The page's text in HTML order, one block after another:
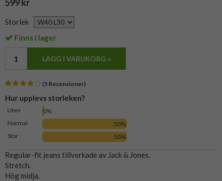
599 kr
Storlek
Finns i lager
LÄGG I VARUKORG »
(5 Recensioner)
Hur upplevs storleken?
Liten
0%
Normal
50%
Stor
50%
Regular-fit jeans tillverkade av Jack & Jones.
Stretch.
Hög midja.